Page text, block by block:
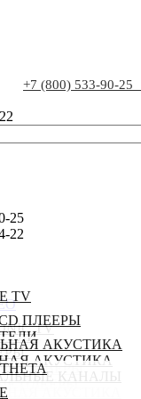
+7 (800) 533-90-25
25
22
TV
TV
TV
ПЛЕЕРЫ
РЕСИВЕРЫ
ПЛЕЕРЫ
АКУСТИКА
АКУСТИКА
КАНАЛЫ
АКУСТИКА